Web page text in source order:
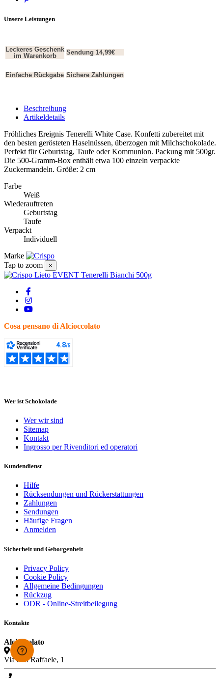
Unsere Leistungen
Leckeres Geschenk
im Warenkorb
Sendung 14,99€
Einfache Rückgabe Sichere Zahlungen
Beschreibung
Artikeldetails
Fröhliches Ereignis Tenerelli White Case. Konfetti zubereitet mit
den besten gerösteten Haselnüssen, überzogen mit Milchschokolade.
Perfekt für Geburtstag, Taufe oder Kommunion. Packung mit 500gr.
Die 500-Gramm-Box enthält etwa 100 einzeln verpackte
Zuckermandeln. Größe: 2 cm
Farbe
Weiß
Wiederauftreten
Geburtstag
Taufe
Verpackt
Individuell
Marke
Tap to zoom
×
Cosa pensano di Alcioccolato
Wer ist Schokolade
Wer wir sind
Sitemap
Kontakt
Ingrosso per Rivenditori ed operatori
Kundendienst
Hilfe
Rücksendungen und Rückerstattungen
Zahlungen
Sendungen
Häufige Fragen
Anmelden
Sicherheit und Geborgenheit
Privacy Policy
Cookie Policy
Allgemeine Bedingungen
Rückzug
ODR - Online-Streitbeilegung
Kontakte
Alcioccolato
Via San Raffaele, 1